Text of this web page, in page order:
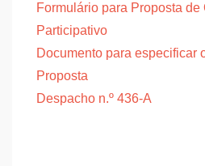
Formulário para Proposta de
Participativo
Documento para especificar
Proposta
Despacho n.º 436-A